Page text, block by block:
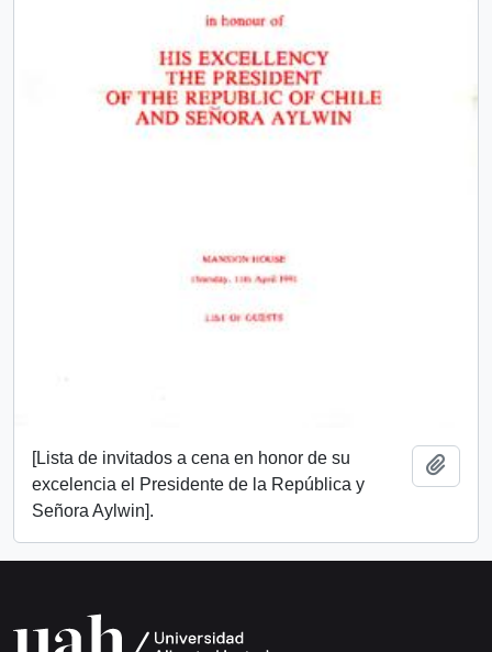
[Lista de invitados a cena en honor de su
excelencia el Presidente de la República y
Señora Aylwin].